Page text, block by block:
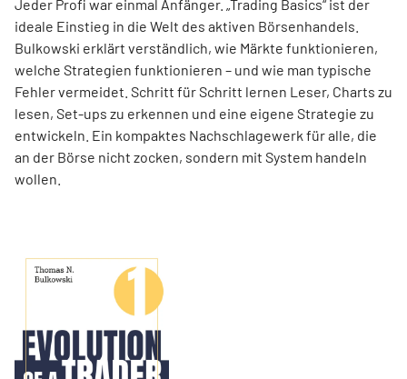
Jeder Profi war einmal Anfänger. „Trading Basics“ ist der
ideale Einstieg in die Welt des aktiven Börsenhandels.
Bulkowski erklärt verständlich, wie Märkte funktionieren,
welche Strategien funktionieren – und wie man typische
Fehler vermeidet. Schritt für Schritt lernen Leser, Charts zu
lesen, Set-ups zu erkennen und eine eigene Strategie zu
entwickeln. Ein kompaktes Nachschlagewerk für alle, die
an der Börse nicht zocken, sondern mit System handeln
wollen.